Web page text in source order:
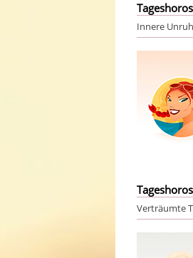
Innere
Verträumte